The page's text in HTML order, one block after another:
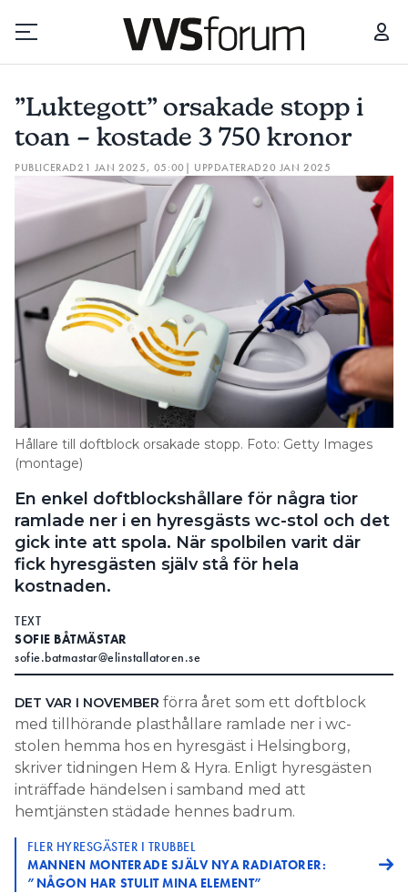
Prenumerera
Hantera prenumeration
Lediga jobb
Annonsera
Läs E-tidningen
Om tidningen
Kontakt
Information om GDPR
Search for:
SEARCH
”Luktegott” orsakade stopp i
toan – kostade 3 750 kronor
PUBLICERAD21 JAN 2025, 05:00 | UPPDATERAD20 JAN 2025
Hållare till doftblock orsakade stopp. Foto: Getty Images
(montage)
En enkel doftblockshållare för några tior
ramlade ner i en hyresgästs wc-stol och det
gick inte att spola. När spolbilen varit där
fick hyresgästen själv stå för hela
kostnaden.
TEXT
SOFIE BÅTMÄSTAR
sofie.batmastar@elinstallatoren.se
DET VAR I NOVEMBER förra året som ett doftblock
med tillhörande plasthållare ramlade ner i wc-
stolen hemma hos en hyresgäst i Helsingborg,
skriver tidningen Hem & Hyra. Enligt hyresgästen
inträffade händelsen i samband med att
hemtjänsten städade hennes badrum.
FLER HYRESGÄSTER I TRUBBEL
MANNEN MONTERADE SJÄLV NYA RADIATORER:
”NÅGON HAR STULIT MINA ELEMENT”